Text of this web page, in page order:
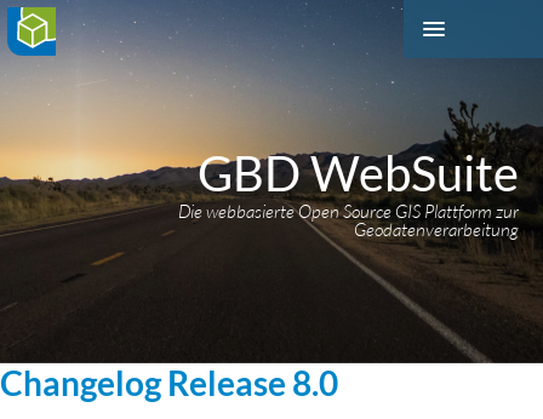
GBD WebSuite
Die webbasierte Open Source GIS Plattform zur
Geodatenverarbeitung
Changelog Release 8.0